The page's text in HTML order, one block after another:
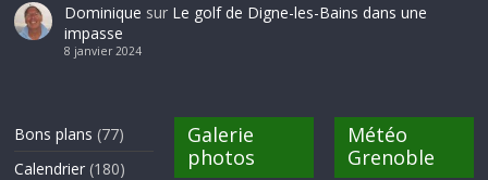
Dominique sur Le golf de Digne-les-Bains dans une
impasse
8 janvier 2024
Bons plans (77)
Calendrier (180)
Galerie
photos
Météo
Grenoble